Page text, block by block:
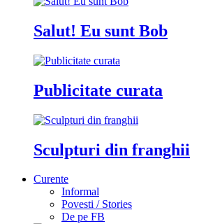
Salut! Eu sunt Bob
Publicitate curata
Sculpturi din franghii
Curente
Informal
Povesti / Stories
De pe FB